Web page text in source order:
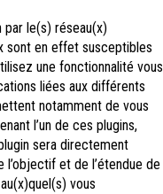
par le(s) réseau(x)
sont en effet susceptibles
une fonctionnalité vous
liées aux différents
notamment de vous
l’un de ces plugins,
sera directement
et de l’étendue de
vous